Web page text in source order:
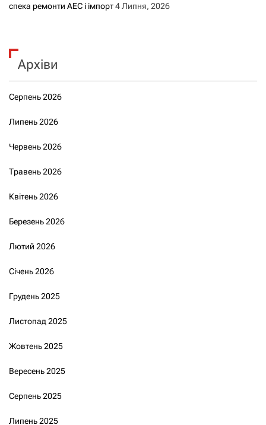
спека ремонти АЕС і імпорт4 Липня, 2026
Архіви
Серпень 2026
Липень 2026
Червень 2026
Травень 2026
Квітень 2026
Березень 2026
Лютий 2026
Січень 2026
Грудень 2025
Листопад 2025
Жовтень 2025
Вересень 2025
Серпень 2025
Липень 2025